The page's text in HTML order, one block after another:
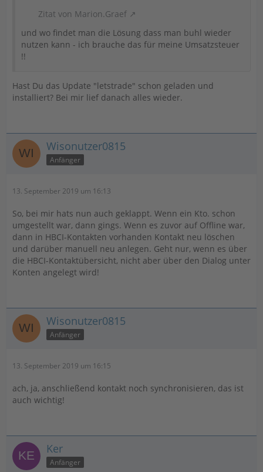
Zitat von Marion.Graef
und wo findet man die Lösung dass man buhl wieder
nutzen kann - ich brauche das für meine Umsatzsteuer
!!
Hast Du das Update "letstrade" schon geladen und
installiert? Bei mir lief danach alles wieder.
Wisonutzer0815
Anfänger
13. September 2019 um 16:13
So, bei mir hats nun auch geklappt. Wenn ein Kto. schon
umgestellt war, dann gings. Wenn es zuvor auf Offline war,
dann in HBCI-Kontakten vorhanden Kontakt neu löschen
und darüber manuell neu anlegen. Geht nur, wenn es über
die HBCI-Kontaktübersicht, nicht aber über den Dialog unter
Konten angelegt wird!
Wisonutzer0815
Anfänger
13. September 2019 um 16:15
ach, ja, anschließend kontakt noch synchronisieren, das ist
auch wichtig!
Ker
Anfänger